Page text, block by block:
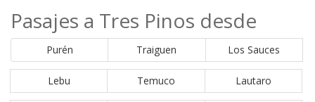
Pasajes a Tres Pinos desde
Purén Traiguen Los Sauces
Lebu Temuco Lautaro